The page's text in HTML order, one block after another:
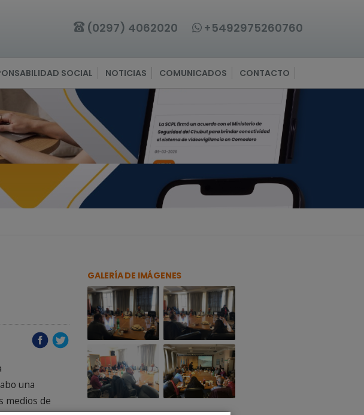
(0297) 4062020 +5492975260760
SOCIAL NOTICIAS COMUNICADOS CONTACTO
una
medios de
GALERÍA DE IMÁGENES